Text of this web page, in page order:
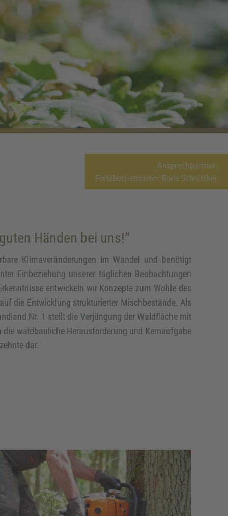
Händen bei uns!“
Klimaveränderungen im Wandel und benötigt
Einbeziehung unserer täglichen Beobachtungen
entwickeln wir Konzepte zum Wohle des
die Entwicklung strukturierter Mischbestände. Als
Nr. 1 stellt die Verjüngung der Waldfläche mit
waldbauliche Herausforderung und Kernaufgabe
dar.
Ansprechpartner:
Forstbetriebsleiter Boris Schnittker